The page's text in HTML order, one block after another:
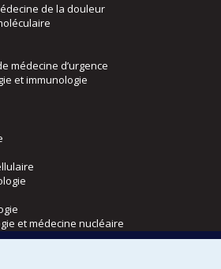
de la douleur
médecine d’urgence
et immunologie
et médecine nucléaire